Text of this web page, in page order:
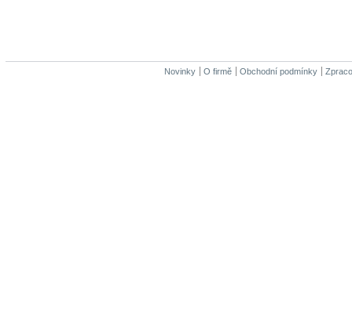
Novinky O firmě Obchodní podmínky